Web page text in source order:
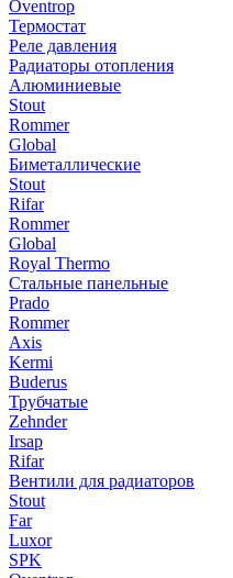
Oventrop
Термостат
Реле давления
Радиаторы отопления
Алюминиевые
Stout
Rommer
Global
Биметаллические
Stout
Rifar
Rommer
Global
Royal Thermo
Стальные панельные
Prado
Rommer
Axis
Kermi
Buderus
Трубчатые
Zehnder
Irsap
Rifar
Вентили для радиаторов
Stout
Far
Luxor
SPK